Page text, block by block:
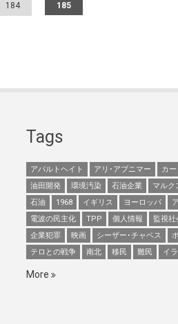
184 185
Tags
アパルトヘイト アリ･アブニマー カ
油田開発
環境汚染 石油企業 マルク
石油
1968 イギリス ヨーロッパ
電波の民主化
TPP 個人情報 監視社
企業犯罪
映画 シーザー･チャベス
テロとの戦争
南北 移民 難民 イ
More